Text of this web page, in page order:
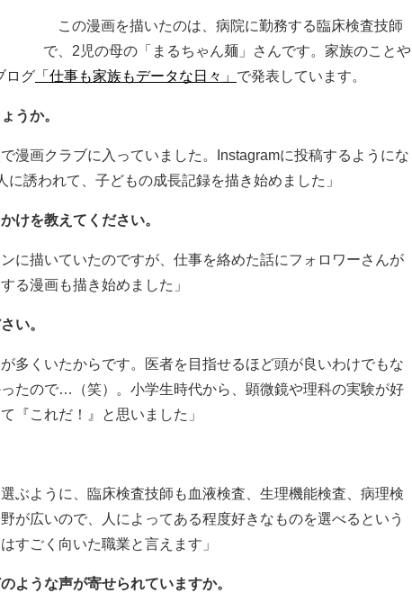
この漫画を描いたのは、病院に勤務する臨床検査技師
で、2児の母の「まるちゃん麺」さんです。家族のことや
ログ 「仕事も家族もデータな日々」 で発表しています。
うか。
漫画クラブに入っていました。Instagramに投稿するようにな
誘われて、子どもの成長記録を描き始めました」
けを教えてください。
に描いていたのですが、仕事を絡めた話にフォロワーさんが
る漫画も描き始めました」
い。
多くいたからです。医者を目指せるほど頭が良いわけでもな
たので…（笑）。小学生時代から、顕微鏡や理科の実験が好
『これだ！』と思いました」
ぶように、臨床検査技師も血液検査、生理機能検査、病理検
が広いので、人によってある程度好きなものを選べるという
すごく向いた職業と言えます」
ような声が寄せられていますか。